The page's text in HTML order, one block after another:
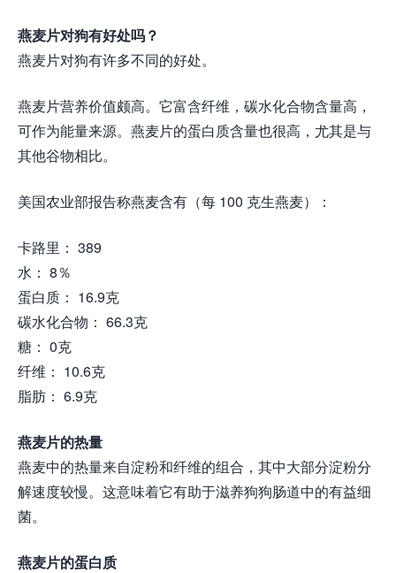
燕麦片对狗有好处吗？
燕麦片对狗有许多不同的好处。
燕麦片营养价值颇高。它富含纤维，碳水化合物含量高，
可作为能量来源。燕麦片的蛋白质含量也很高，尤其是与
其他谷物相比。
美国农业部报告称燕麦含有（每 100 克生燕麦）：
卡路里： 389
水： 8％
蛋白质： 16.9克
碳水化合物： 66.3克
糖： 0克
纤维： 10.6克
脂肪： 6.9克
燕麦片的热量
燕麦中的热量来自淀粉和纤维的组合，其中大部分淀粉分
解速度较慢。这意味着它有助于滋养狗狗肠道中的有益细
菌。
燕麦片的蛋白质